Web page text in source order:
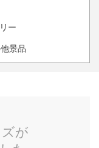
ー
景品